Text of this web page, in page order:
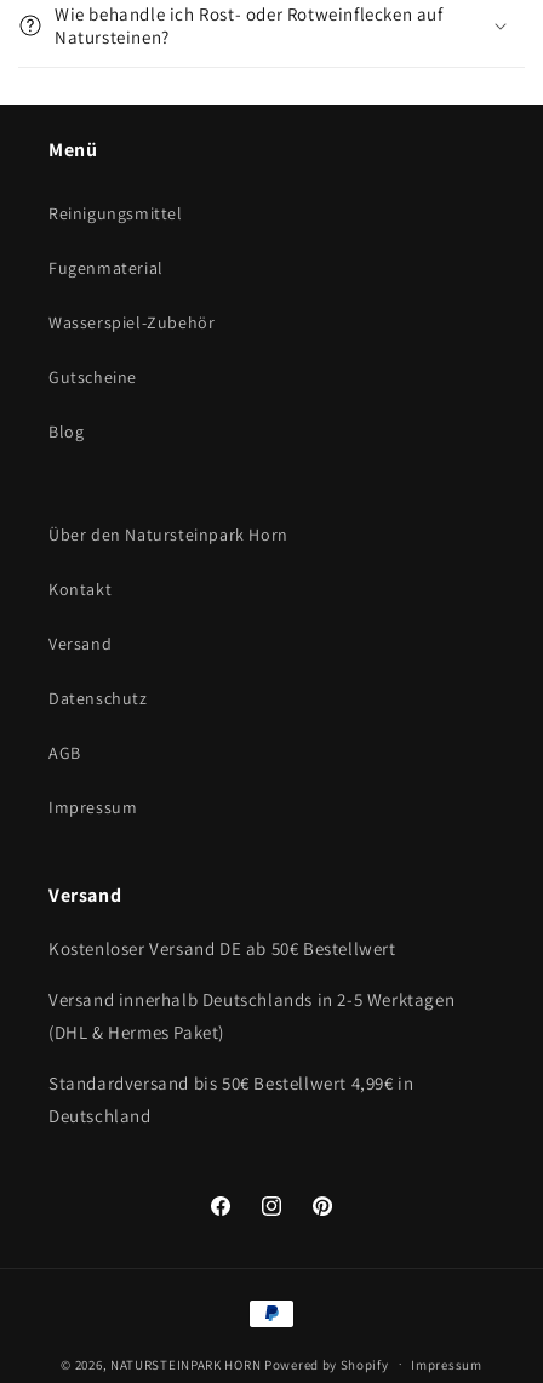
Wie behandle ich Rost- oder Rotweinflecken auf
Natursteinen?
Menü
Reinigungsmittel
Fugenmaterial
Wasserspiel-Zubehör
Gutscheine
Blog
Über den Natursteinpark Horn
Kontakt
Versand
Datenschutz
AGB
Impressum
Versand
Kostenloser Versand DE ab 50€ Bestellwert
Versand innerhalb Deutschlands in 2-5 Werktagen
(DHL & Hermes Paket)
Standardversand bis 50€ Bestellwert 4,99€ in
Deutschland
FacebookInstagramPinterest
Zahlungsmethoden
© 2026, NATURSTEINPARK HORN Powered by Shopify Impressum